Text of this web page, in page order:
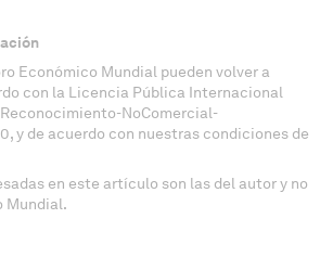
Económico Mundial pueden volver a
con la Licencia Pública Internacional
NoComercial-
y de acuerdo con nuestras condiciones de
en este artículo son las del autor y no
Mundial.